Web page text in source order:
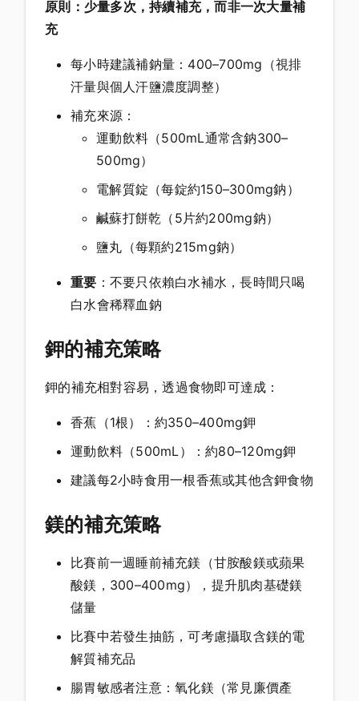
原則：少量多次，持續補充，而非一次大量補
充
每小時建議補鈉量：400–700mg（視排
汗量與個人汗鹽濃度調整）
補充來源：
運動飲料（500mL通常含鈉300–
500mg）
電解質錠（每錠約150–300mg鈉）
鹹蘇打餅乾（5片約200mg鈉）
鹽丸（每顆約215mg鈉）
重要 ：不要只依賴白水補水，長時間只喝
白水會稀釋血鈉
鉀的補充策略
鉀的補充相對容易，透過食物即可達成：
香蕉（1根）：約350–400mg鉀
運動飲料（500mL）：約80–120mg鉀
建議每2小時食用一根香蕉或其他含鉀食物
鎂的補充策略
比賽前一週睡前補充鎂（甘胺酸鎂或蘋果
酸鎂，300–400mg），提升肌肉基礎鎂
儲量
比賽中若發生抽筋，可考慮攝取含鎂的電
解質補充品
腸胃敏感者注意：氧化鎂（常見廉價產